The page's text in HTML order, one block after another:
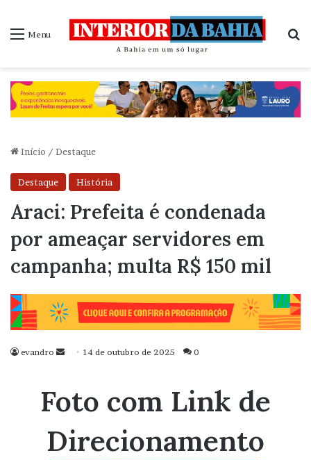
Menu
Início / Destaque
Destaque História
Araci: Prefeita é condenada
por ameaçar servidores em
campanha; multa R$ 150 mil
evandro
Mande
mail
14 de outubro de 2025 0
Foto com Link de
Direcionamento